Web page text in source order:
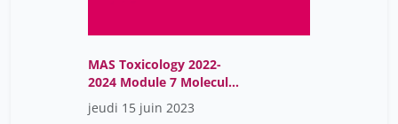
MAS Toxicology 2022-
2024 Module 7 Molecular
Endocrinology
jeudi 15 juin 2023